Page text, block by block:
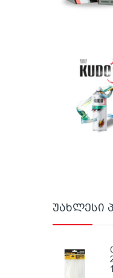
უახლესი